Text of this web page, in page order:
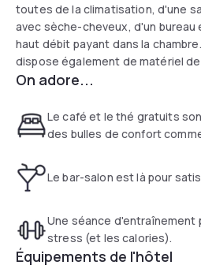
toutes de la climatisation, d'une
avec sèche-cheveux, d'un
haut débit payant dans la
dispose également de matériel
café gratuits. Un petit déjeuner
sont accompagnés d'un adulte
Spa de l'Holiday Inn Leamington
service d'étage est également
On adore...
Le café et le thé gratuits
des bulles de confort
Le bar-salon est là pour
Une séance d'entraînement
stress (et les calories).
Équipements de l'hôtel